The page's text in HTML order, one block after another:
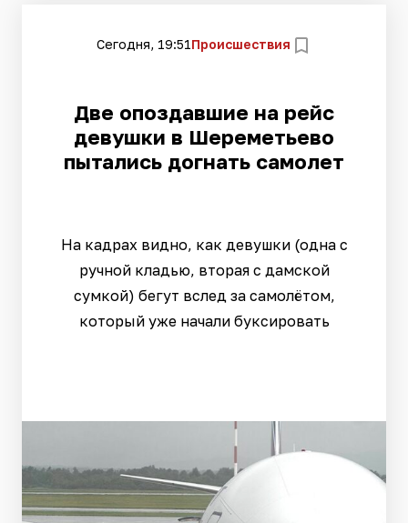
Сегодня, 19:51Происшествия
Две опоздавшие на рейс
девушки в Шереметьево
пытались догнать самолет
На кадрах видно, как девушки (одна с
ручной кладью, вторая с дамской
сумкой) бегут вслед за самолётом,
который уже начали буксировать